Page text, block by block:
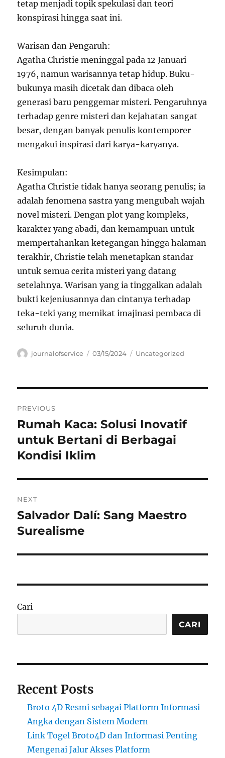
tetap menjadi topik spekulasi dan teori
konspirasi hingga saat ini.
Warisan dan Pengaruh:
Agatha Christie meninggal pada 12 Januari
1976, namun warisannya tetap hidup. Buku-
bukunya masih dicetak dan dibaca oleh
generasi baru penggemar misteri. Pengaruhnya
terhadap genre misteri dan kejahatan sangat
besar, dengan banyak penulis kontemporer
mengakui inspirasi dari karya-karyanya.
Kesimpulan:
Agatha Christie tidak hanya seorang penulis; ia
adalah fenomena sastra yang mengubah wajah
novel misteri. Dengan plot yang kompleks,
karakter yang abadi, dan kemampuan untuk
mempertahankan ketegangan hingga halaman
terakhir, Christie telah menetapkan standar
untuk semua cerita misteri yang datang
setelahnya. Warisan yang ia tinggalkan adalah
bukti kejeniusannya dan cintanya terhadap
teka-teki yang memikat imajinasi pembaca di
seluruh dunia.
Author
journalofservice
Posted
03/15/2024 Categories
Uncategorized
pos
PREVIOUS
Previous
post:
Rumah Kaca: Solusi Inovatif
untuk Bertani di Berbagai
Kondisi Iklim
NEXT
Next
post:
Salvador Dalí: Sang Maestro
Surealisme
Cari
CARI
Recent Posts
Broto 4D Resmi sebagai Platform Informasi
Angka dengan Sistem Modern
Link Togel Broto4D dan Informasi Penting
Mengenai Jalur Akses Platform